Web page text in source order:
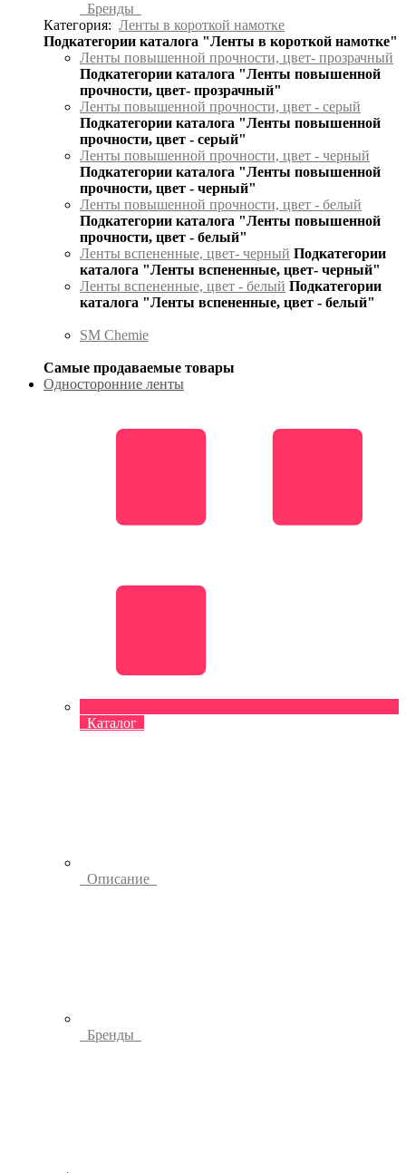
Бренды
Категория: Ленты в короткой намотке
Подкатегории каталога "Ленты в короткой намотке"
Ленты повышенной прочности, цвет- прозрачный
Подкатегории каталога "Ленты повышенной
прочности, цвет- прозрачный"
Ленты повышенной прочности, цвет - серый
Подкатегории каталога "Ленты повышенной
прочности, цвет - серый"
Ленты повышенной прочности, цвет - черный
Подкатегории каталога "Ленты повышенной
прочности, цвет - черный"
Ленты повышенной прочности, цвет - белый
Подкатегории каталога "Ленты повышенной
прочности, цвет - белый"
Ленты вспененные, цвет- черный Подкатегории
каталога "Ленты вспененные, цвет- черный"
Ленты вспененные, цвет - белый Подкатегории
каталога "Ленты вспененные, цвет - белый"
SM Chemie
Самые продаваемые товары
Односторонние ленты
Каталог
Описание
Бренды